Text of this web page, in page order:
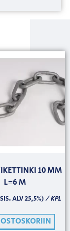
10 MM
L=6 M
ALV 25,5%)/ KPL